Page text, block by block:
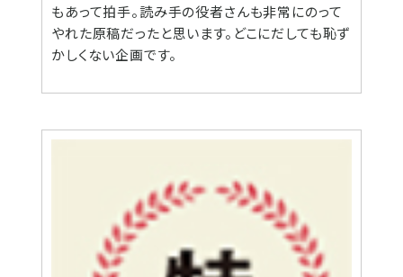
もあって拍手。読み手の役者さんも非常にのって
やれた原稿だったと思います。どこにだしても恥ず
かしくない企画です。